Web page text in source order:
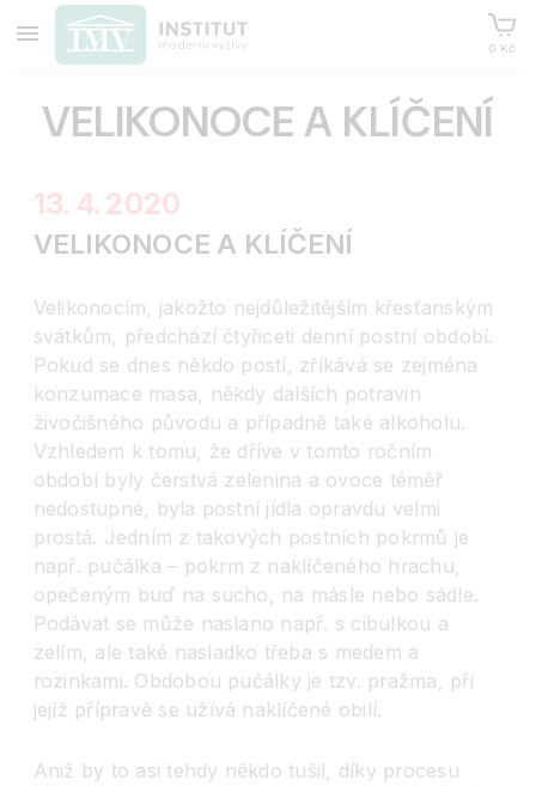
0 Kč
VELIKONOCE A KLÍČENÍ
13. 4. 2020
VELIKONOCE A KLÍČENÍ
Velikonocím, jakožto nejdůležitějším křesťanským
svátkům, předchází čtyřiceti denní postní období.
Pokud se dnes někdo postí, zříkává se zejména
konzumace masa, někdy dalších potravin
živočišného původu a případně také alkoholu.
Vzhledem k tomu, že dříve v tomto ročním
období byly čerstvá zelenina a ovoce téměř
nedostupné, byla postní jídla opravdu velmi
prostá. Jedním z takových postních pokrmů je
např. pučálka – pokrm z naklíčeného hrachu,
opečeným buď na sucho, na másle nebo sádle.
Podávat se může naslano např. s cibulkou a
zelím, ale také nasladko třeba s medem a
rozinkami. Obdobou pučálky je tzv. pražma, při
jejíž přípravě se užívá naklíčené obilí.
Aniž by to asi tehdy někdo tušil, díky procesu